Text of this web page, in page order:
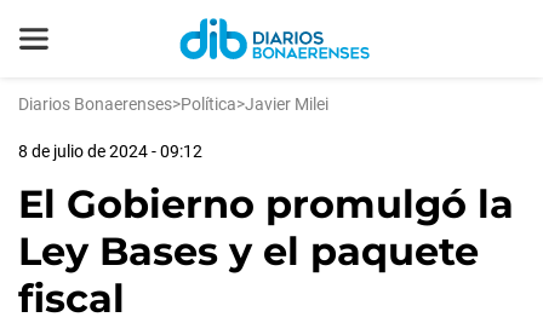
Diarios Bonaerenses>Política>Javier Milei
8 de julio de 2024 - 09:12
El Gobierno promulgó la
Ley Bases y el paquete
fiscal